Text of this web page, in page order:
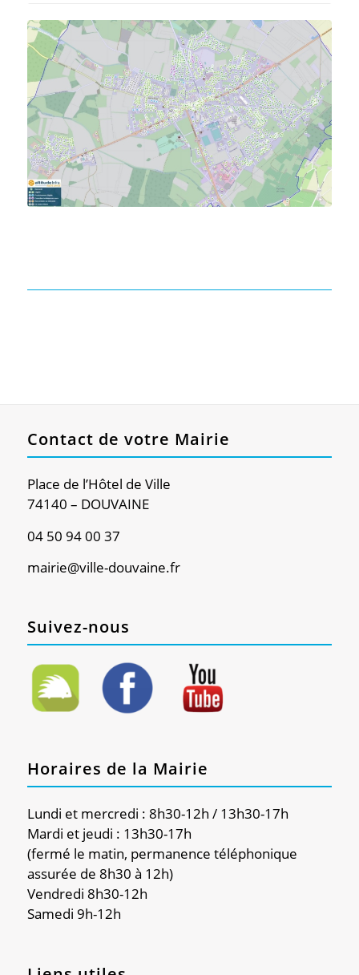
Contact de votre Mairie
Place de l’Hôtel de Ville
74140 – DOUVAINE
04 50 94 00 37
mairie@ville-douvaine.fr
Suivez-nous
Horaires de la Mairie
Lundi et mercredi : 8h30-12h / 13h30-17h
Mardi et jeudi : 13h30-17h
(fermé le matin, permanence téléphonique
assurée de 8h30 à 12h)
Vendredi 8h30-12h
Samedi 9h-12h